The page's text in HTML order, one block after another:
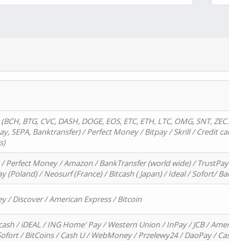
BTG, CVC, DASH, DOGE, EOS, ETC, ETH, LTC, OMG, SNT,
SEPA, Banktransfer) / Perfect Money / Bitpay / Skrill / Credit
Perfect Money / Amazon / BankTransfer (world wide) /
(Poland) / Neosurf (France) / Bitcash ( Japan) / Ideal / Sofort/
/ Discover / American Express / Bitcoin
/ iDEAL / ING Home' Pay / Western Union / InPay / JCB /
/ BitCoins / Cash U / WebMoney / Przelewy24 / DaoPay /